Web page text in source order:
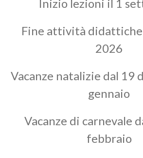
Inizio lezioni il 1
Fine attività
2026
Vacanze natalizie dal 19
gennaio
Vacanze di carnevale
febbraio